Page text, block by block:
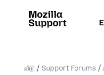
வீடு Support Forums